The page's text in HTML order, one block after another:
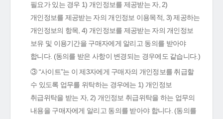
필요가 있는 경우 1) 개인정보를 제공받는 자, 2)
개인정보를 제공받는 자의 개인정보 이용목적, 3) 제공하는
개인정보의 항목, 4) 개인정보를 제공받는 자의 개인정보
보유 및 이용기간을 구매자에게 알리고 동의를 받아야
합니다. (동의를 받은 사항이 변경되는 경우에도 같습니다.)
③ “사이트”는 이 제3자에게 구매자의 개인정보를 취급할
수 있도록 업무를 위탁하는 경우에는 1) 개인정보
취급위탁을 받는 자, 2) 개인정보 취급위탁을 하는 업무의
내용을 구매자에게 알리고 동의를 받아야 합니다. (동의를